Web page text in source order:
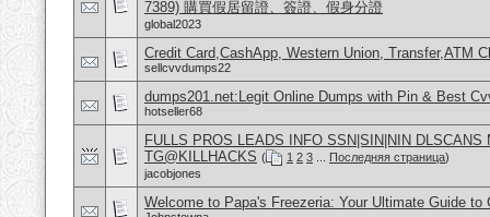
7389) 購買假居留證、簽證、假身分證
global2023
Credit Card,CashApp, Western Union, Transfer,ATM
sellcvvdumps22
dumps201.net:Legit Online Dumps with Pin & Best
hotseller68
FULLS PROS LEADS INFO SSN|SIN|NIN
TG@KILLHACKS ( 1 2 3 Последняя страница)
jacobjones
Welcome to Papa's Freezeria: Your Ultimate Guide to